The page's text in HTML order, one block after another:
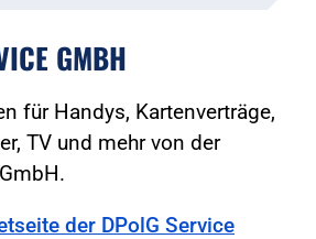
GMBH
für Handys, Kartenverträge,
TV und mehr von der
der DPolG Service